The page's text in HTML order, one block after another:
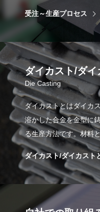
受注～生産プロセス
ダイカスト/ダイ
Die Casting
ダイカストとはダイカ
溶かした合金を金型に
る生産方法です。材料
ダイカスト/ダイカスト